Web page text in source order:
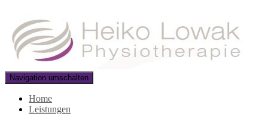
Navigation umschalten
Home
Leistungen